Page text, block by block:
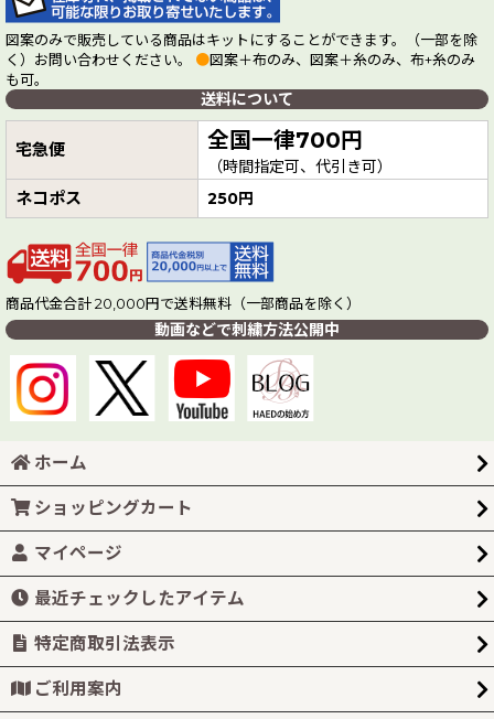
図案のみで販売している商品はキットにすることができます。（一部を除
く）お問い合わせください。 ●図案＋布のみ、図案＋糸のみ、布+糸のみ
も可。
送料について
宅急便 全国一律700円
（時間指定可、代引き可）
ネコポス 250円
商品代金合計 20,000円で送料無料（一部商品を除く）
動画などで刺繍方法公開中
ホーム
ショッピングカート
マイページ
最近チェックしたアイテム
特定商取引法表示
ご利用案内